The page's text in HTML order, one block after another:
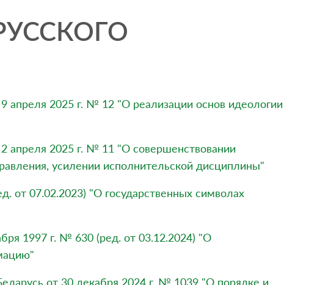
апреля 2025 г. № 12 "О реализации основ идеологии
апреля 2025 г. № 11 "О совершенствовании
усилении исполнительской дисциплины"
от 07.02.2023) "О государственных символах
1997 г. № 630 (ред. от 03.12.2024) "О
от 30 декабря 2024 г. № 1039 "О порядке и